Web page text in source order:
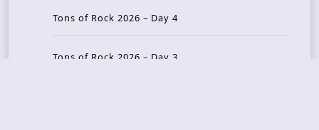
Tons of Rock 2026 – Day 4
Tons of Rock 2026 – Day 3